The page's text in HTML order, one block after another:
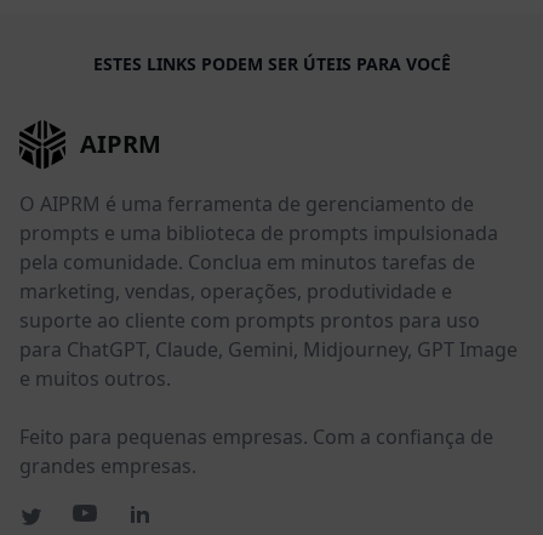
ESTES LINKS PODEM SER ÚTEIS PARA VOCÊ
AIPRM
O AIPRM é uma ferramenta de gerenciamento de
prompts e uma biblioteca de prompts impulsionada
pela comunidade. Conclua em minutos tarefas de
marketing, vendas, operações, produtividade e
suporte ao cliente com prompts prontos para uso
para ChatGPT, Claude, Gemini, Midjourney, GPT Image
e muitos outros.
Feito para pequenas empresas. Com a confiança de
grandes empresas.